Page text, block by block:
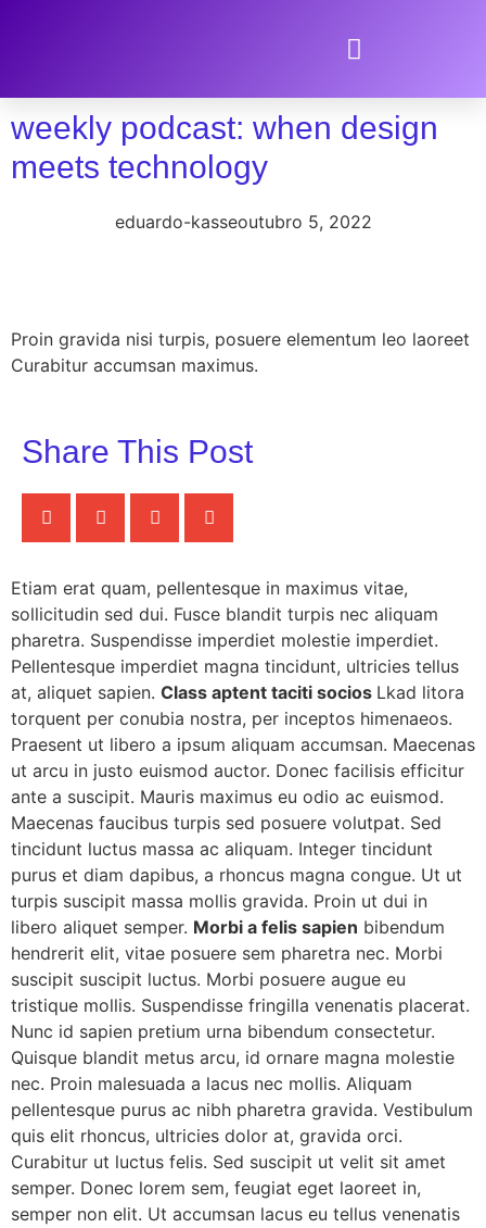
weekly podcast: when design
meets technology
eduardo-kasseoutubro 5, 2022
Proin gravida nisi turpis, posuere elementum leo laoreet
Curabitur accumsan maximus.
Share This Post
Etiam erat quam, pellentesque in maximus vitae,
sollicitudin sed dui. Fusce blandit turpis nec aliquam
pharetra. Suspendisse imperdiet molestie imperdiet.
Pellentesque imperdiet magna tincidunt, ultricies tellus
at, aliquet sapien. Class aptent taciti socios Lkad litora
torquent per conubia nostra, per inceptos himenaeos.
Praesent ut libero a ipsum aliquam accumsan. Maecenas
ut arcu in justo euismod auctor. Donec facilisis efficitur
ante a suscipit. Mauris maximus eu odio ac euismod.
Maecenas faucibus turpis sed posuere volutpat. Sed
tincidunt luctus massa ac aliquam. Integer tincidunt
purus et diam dapibus, a rhoncus magna congue. Ut ut
turpis suscipit massa mollis gravida. Proin ut dui in
libero aliquet semper. Morbi a felis sapien bibendum
hendrerit elit, vitae posuere sem pharetra nec. Morbi
suscipit suscipit luctus. Morbi posuere augue eu
tristique mollis. Suspendisse fringilla venenatis placerat.
Nunc id sapien pretium urna bibendum consectetur.
Quisque blandit metus arcu, id ornare magna molestie
nec. Proin malesuada a lacus nec mollis. Aliquam
pellentesque purus ac nibh pharetra gravida. Vestibulum
quis elit rhoncus, ultricies dolor at, gravida orci.
Curabitur ut luctus felis. Sed suscipit ut velit sit amet
semper. Donec lorem sem, feugiat eget laoreet in,
semper non elit. Ut accumsan lacus eu tellus venenatis